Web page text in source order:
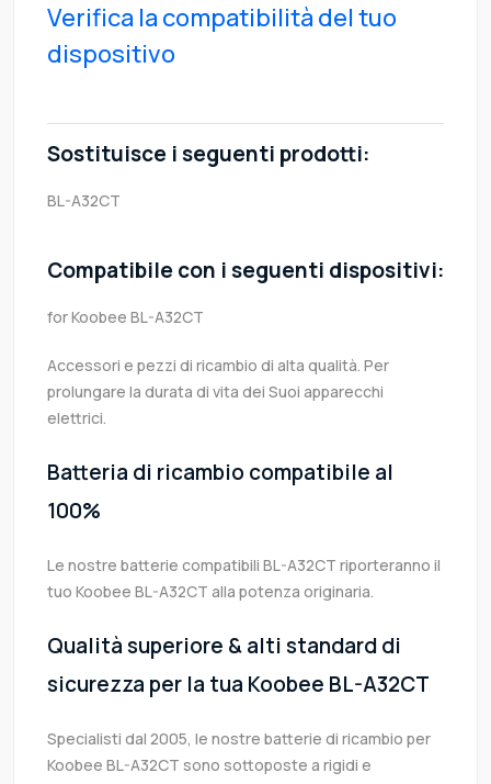
Verifica la compatibilità del tuo
dispositivo
Sostituisce i seguenti prodotti:
BL-A32CT
Compatibile con i seguenti dispositivi:
for Koobee BL-A32CT
Accessori e pezzi di ricambio di alta qualità. Per
prolungare la durata di vita dei Suoi apparecchi
elettrici.
Batteria di ricambio compatibile al
100%
Le nostre batterie compatibili BL-A32CT riporteranno il
tuo Koobee BL-A32CT alla potenza originaria.
Qualità superiore & alti standard di
sicurezza per la tua Koobee BL-A32CT
Specialisti dal 2005, le nostre batterie di ricambio per
Koobee BL-A32CT sono sottoposte a rigidi e